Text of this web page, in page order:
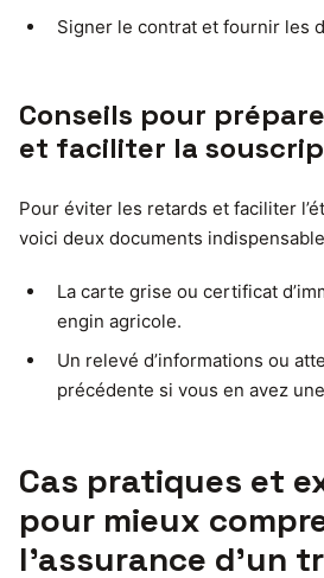
Signer le contrat et fournir les
Conseils pour
et faciliter la
Pour éviter les retards et faciliter
voici deux documents
La carte grise ou certificat
engin agricole.
Un relevé d’informations ou
précédente si vous en avez
Cas pratiques et
pour mieux
l’assurance d’un